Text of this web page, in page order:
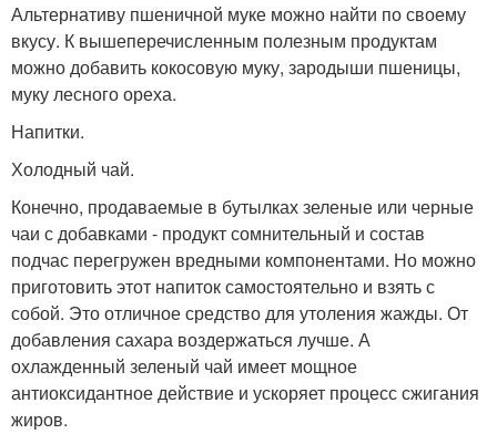
Альтернативу пшеничной муке можно найти по своему
вкусу. К вышеперечисленным полезным продуктам
можно добавить кокосовую муку, зародыши пшеницы,
муку лесного ореха.
Напитки.
Холодный чай.
Конечно, продаваемые в бутылках зеленые или черные
чаи с добавками - продукт сомнительный и состав
подчас перегружен вредными компонентами. Но можно
приготовить этот напиток самостоятельно и взять с
собой. Это отличное средство для утоления жажды. От
добавления сахара воздержаться лучше. А
охлажденный зеленый чай имеет мощное
антиоксидантное действие и ускоряет процесс сжигания
жиров.